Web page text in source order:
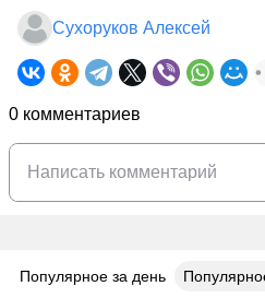
Сухоруков Алексей
0 комментариев
Популярное за день